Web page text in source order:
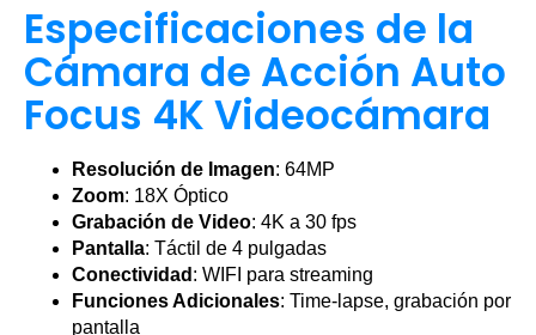
Especificaciones de la
Cámara de Acción Auto
Focus 4K Videocámara
Resolución de Imagen: 64MP
Zoom: 18X Óptico
Grabación de Video: 4K a 30 fps
Pantalla: Táctil de 4 pulgadas
Conectividad : WIFI para streaming
Funciones Adicionales: Time-lapse, grabación por
pantalla